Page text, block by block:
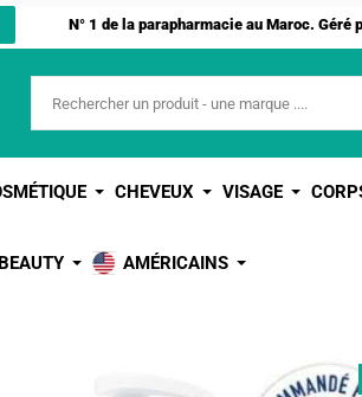
N° 1 de la parapharmacie au Maroc. Géré
CHEVEUX VISAGE
AMÉRICAINS